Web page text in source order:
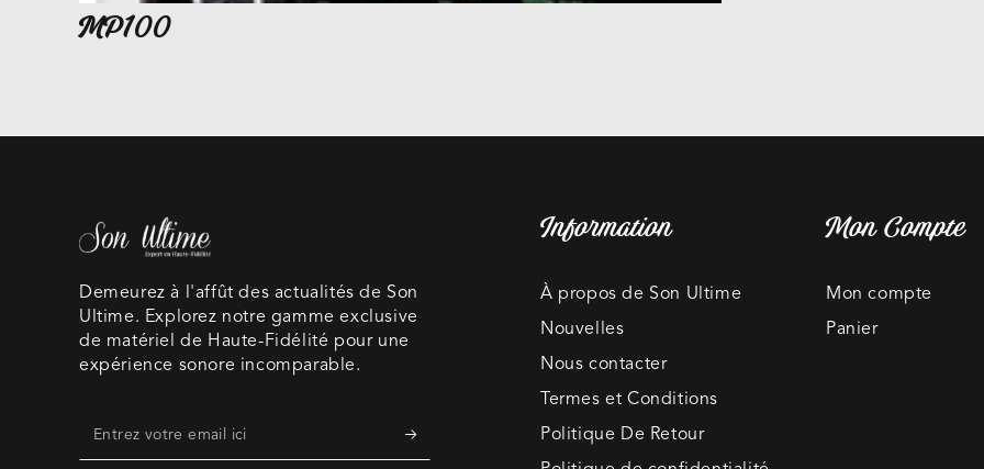
MP100
Information
À propos de Son Ultime
Nouvelles
Nous contacter
Termes et Conditions
Politique De Retour
Mon Compte
Mon compte
Panier
Demeurez à l'affût des actualités de Son
Ultime. Explorez notre gamme exclusive
de matériel de Haute-Fidélité pour une
expérience sonore incomparable.
Entrez
votre